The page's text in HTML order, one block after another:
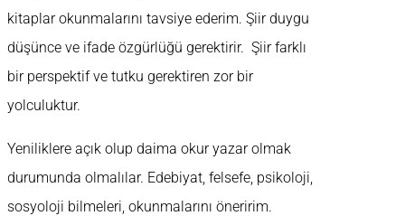
kitaplar okunmalarını tavsiye ederim. Şiir duygu
düşünce ve ifade özgürlüğü gerektirir. Şiir farklı
bir perspektif ve tutku gerektiren zor bir
yolculuktur.
Yeniliklere açık olup daima okur yazar olmak
durumunda olmalılar. Edebiyat, felsefe, psikoloji,
sosyoloji bilmeleri, okunmalarını öneririm.